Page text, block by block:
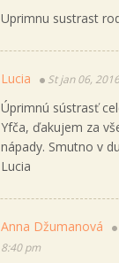
Uprimnu sustrast
Lucia St jan 06,
Úprimnú sústrasť
Yfča, ďakujem za
nápady. Smutno v
Lucia
Anna Džumanová
8:40 pm